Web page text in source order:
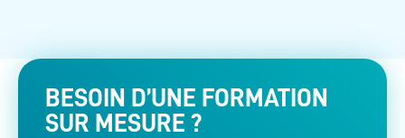
BESOIN D’UNE FORMATION
SUR MESURE ?